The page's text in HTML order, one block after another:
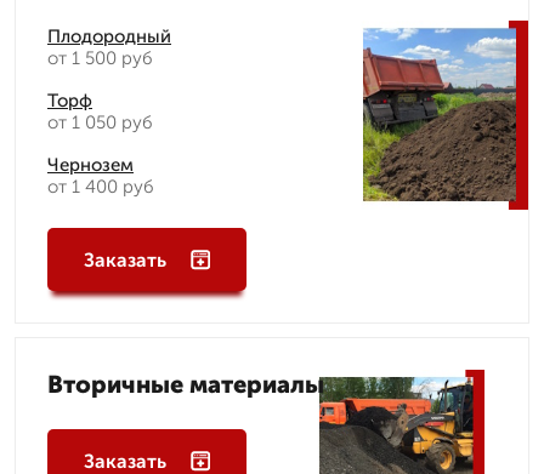
Плодородный
от 1 500 руб
Торф
от 1 050 руб
Чернозем
от 1 400 руб
Заказать
Вторичные материалы
Заказать